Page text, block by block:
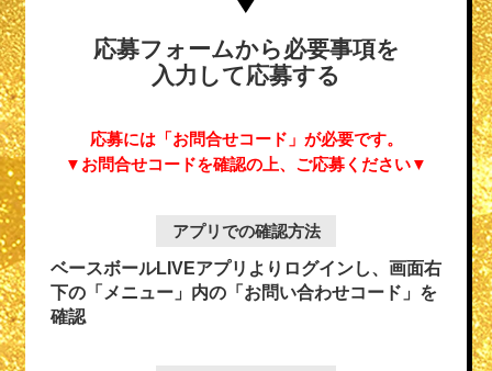
応募フォームから必要事項を
入力して応募する
応募には「お問合せコード」が必要です。
▼お問合せコードを確認の上、ご応募ください▼
アプリでの確認方法
ベースボールLIVEアプリよりログインし、画面右
下の「メニュー」内の「お問い合わせコード」を
確認